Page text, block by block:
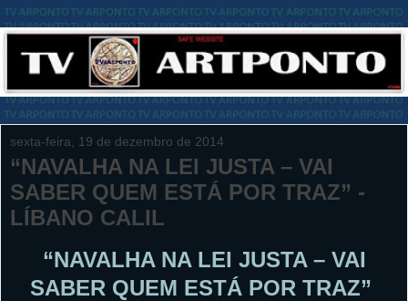
sexta-feira, 19 de dezembro de 2014
“NAVALHA NA LEI JUSTA – VAI
SABER QUEM ESTÁ POR TRAZ” -
LÍBANO CALIL
“NAVALHA NA LEI JUSTA – VAI
SABER QUEM ESTÁ POR TRAZ”